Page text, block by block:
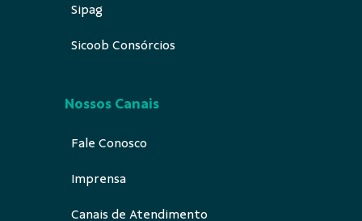
Sipag
Sicoob Consórcios
Nossos Canais
Fale Conosco
Imprensa
Canais de Atendimento